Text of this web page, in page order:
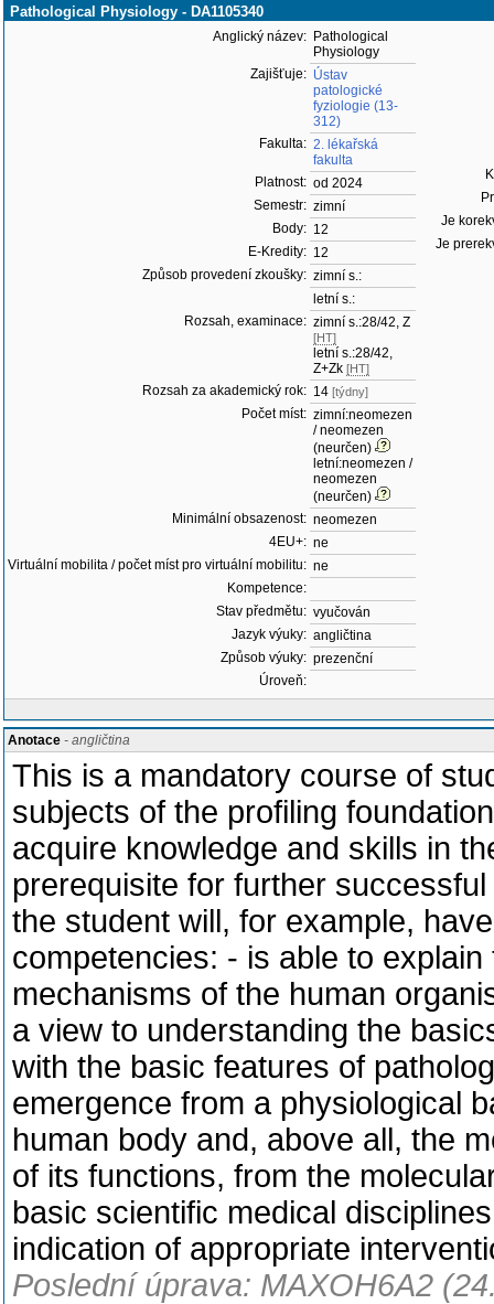
Pathological Physiology - DA1105340
Anglický název: Pathological
Physiology
Zajišťuje: Ústav
patologické
fyziologie (13-
312)
Fakulta: 2. lékařská
fakulta
Platnost: od 2024
Semestr: zimní
Body: 12
E-Kredity: 12
Způsob provedení zkoušky: zimní s.:
letní s.:
Rozsah, examinace: zimní s.:28/42, Z
[HT]
letní s.:28/42,
Z+Zk [HT]
Rozsah za akademický rok: 14 [týdny]
Počet míst: zimní:neomezen
/ neomezen
(neurčen)
letní:neomezen /
neomezen
(neurčen)
Minimální obsazenost: neomezen
4EU+: ne
Virtuální mobilita / počet míst pro virtuální mobilitu: ne
Kompetence:
Stav předmětu: vyučován
Jazyk výuky: angličtina
Způsob výuky: prezenční
Úroveň:
Je
Je
Anotace - angličtina
This is a mandatory course of
subjects of the profiling
acquire knowledge and skills in
prerequisite for further
the student will, for example,
competencies: - is able to
mechanisms of the human
a view to understanding the
with the basic features of
emergence from a physiological
human body and, above all, the
of its functions, from the
basic scientific medical
indication of appropriate
Poslední úprava: MAXOH6A2